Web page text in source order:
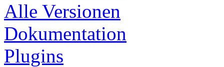
Alle Versionen
Dokumentation
Plugins